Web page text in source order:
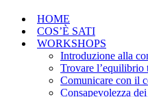
HOME
COS’È SATI
WORKSHOPS
Introduzione alla
Trovare l’equilibrio
Comunicare con il
Consapevolezza